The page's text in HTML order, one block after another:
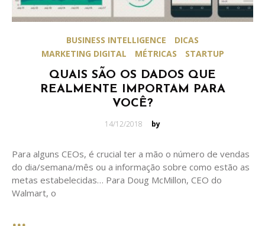
BUSINESS INTELLIGENCE
DICAS
MARKETING DIGITAL
MÉTRICAS STARTUP
QUAIS SÃO OS DADOS QUE
REALMENTE IMPORTAM PARA
VOCÊ?
Posted
14/12/2018 by
Para alguns CEOs, é crucial ter a mão o número de vendas
do dia/semana/mês ou a informação sobre como estão as
metas estabelecidas… Para Doug McMillon, CEO do
Walmart, o